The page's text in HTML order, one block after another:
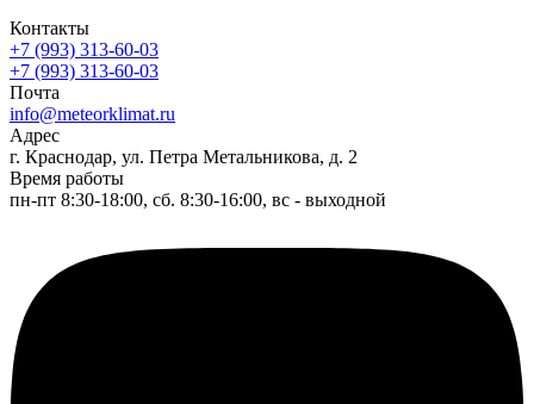
Контакты
+7 (993) 313-60-03
+7 (993) 313-60-03
Почта
info@meteorklimat.ru
Адрес
г. Краснодар, ул. Петра Метальникова, д. 2
Время работы
пн-пт 8:30-18:00, сб. 8:30-16:00, вс - выходной